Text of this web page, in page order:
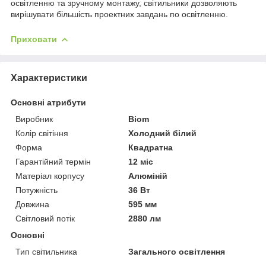
освітленню та зручному монтажу, світильники дозволяють
вирішувати більшість проектних завдань по освітленню.
Приховати
Характеристики
Основні атрибути
Виробник
Biom
Колір світіння
Холодний білий
Форма
Квадратна
Гарантійний термін
12 міс
Матеріал корпусу
Алюміній
Потужність
36 Вт
Довжина
595 мм
Світловий потік
2880 лм
Основні
Тип світильника
Загального освітлення